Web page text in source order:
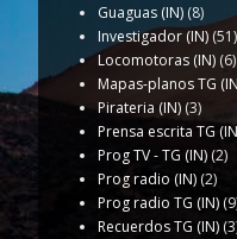
Guaguas (IN) (8)
Investigador (IN) (51)
Locomotoras (IN) (6)
Mapas-planos TG
Pirateria (IN) (3)
Prensa escrita TG
Prog TV - TG (IN) (2)
Prog radio (IN) (2)
Prog radio TG (IN)
Recuerdos TG (IN)